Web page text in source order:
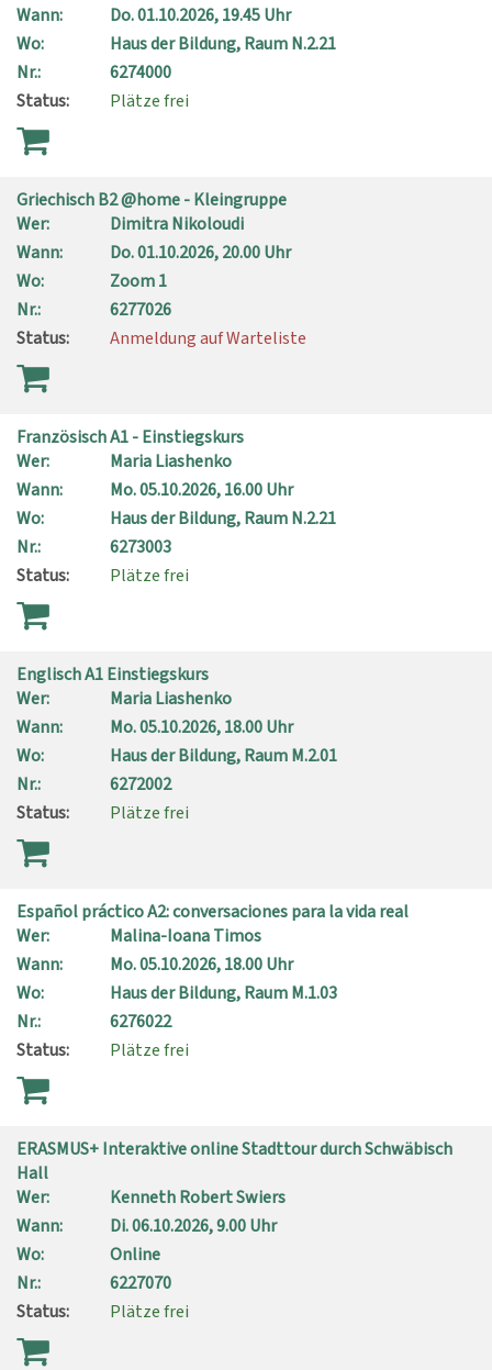
Wann:
Do.01.10.2026, 19.45 Uhr
Wo:
Haus der Bildung, Raum N.2.21
Nr.:
6274000
Status:
Plätze frei
Griechisch B2 @home - Kleingruppe
Wer:
Dimitra Nikoloudi
Wann:
Do.01.10.2026, 20.00 Uhr
Wo:
Zoom 1
Nr.:
6277026
Status:
Anmeldung auf Warteliste
Französisch A1 - Einstiegskurs
Wer:
Maria Liashenko
Wann:
Mo.05.10.2026, 16.00 Uhr
Wo:
Haus der Bildung, Raum N.2.21
Nr.:
6273003
Status:
Plätze frei
Englisch A1 Einstiegskurs
Wer:
Maria Liashenko
Wann:
Mo.05.10.2026, 18.00 Uhr
Wo:
Haus der Bildung, Raum M.2.01
Nr.:
6272002
Status:
Plätze frei
Español práctico A2: conversaciones para la vida real
Wer:
Malina-Ioana Timos
Wann:
Mo.05.10.2026, 18.00 Uhr
Wo:
Haus der Bildung, Raum M.1.03
Nr.:
6276022
Status:
Plätze frei
ERASMUS+ Interaktive online Stadttour durch Schwäbisch
Hall
Wer:
Kenneth Robert Swiers
Wann:
Di.06.10.2026, 9.00 Uhr
Wo:
Online
Nr.:
6227070
Status:
Plätze frei